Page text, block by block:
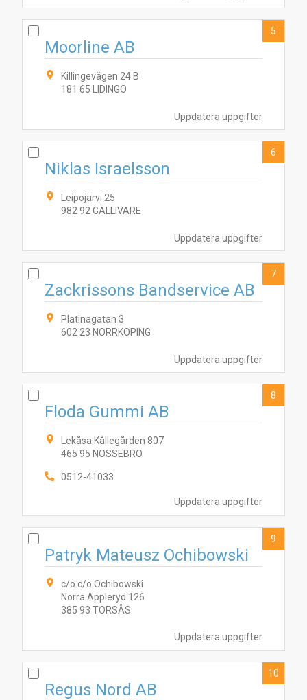
Uppdatera uppgifter
Moorline AB
Killingevägen 24 B
181 65 LIDINGÖ
5
Uppdatera uppgifter
Niklas Israelsson
Leipojärvi 25
982 92 GÄLLIVARE
6
Uppdatera uppgifter
Zackrissons Bandservice AB
Platinagatan 3
602 23 NORRKÖPING
7
Uppdatera uppgifter
Floda Gummi AB
Lekåsa Kållegården 807
465 95 NOSSEBRO
0512-41033
8
Uppdatera uppgifter
Patryk Mateusz Ochibowski
c/o c/o Ochibowski
Norra Appleryd 126
385 93 TORSÅS
9
Regus Nord AB
10